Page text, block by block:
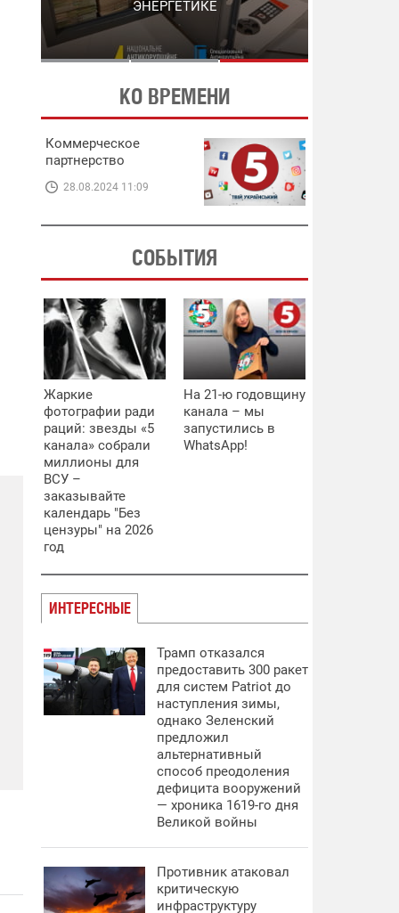
В ЭНЕРГЕТИКЕ
ЭНЕРГЕТИКЕ
КО ВРЕМЕНИ
Коммерческое
партнерство
28.08.2024 11:09
СОБЫТИЯ
Жаркие
фотографии ради
раций: звезды «5
канала» собрали
миллионы для
ВСУ –
заказывайте
календарь "Без
цензуры" на 2026
год
На 21-ю годовщину
канала – мы
запустились в
WhatsApp!
ИНТЕРЕСНЫЕ
Трамп отказался
предоставить 300 ракет
для систем Patriot до
наступления зимы,
однако Зеленский
предложил
альтернативный
способ преодоления
дефицита вооружений
— хроника 1619-го дня
Великой войны
Противник атаковал
критическую
инфраструктуру